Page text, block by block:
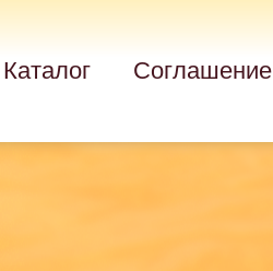
Каталог Соглашение